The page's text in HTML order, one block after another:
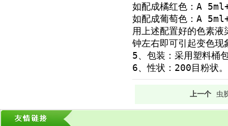
如配成橘红色：A
如配成葡萄色：A
用上述配置好的色素
钟左右即可引起变色现
5、包装：采用塑料桶
6、性状：200目粉状。
上一个 虫